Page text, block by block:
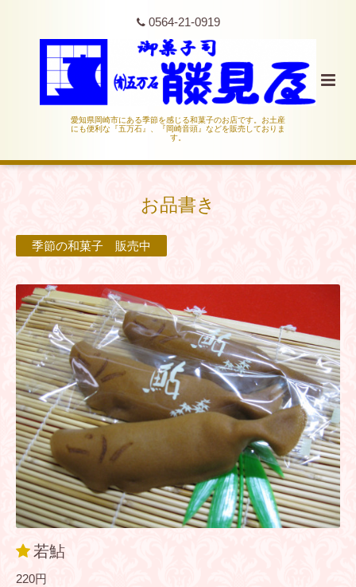
0564-21-0919
愛知県岡崎市にある季節を感じる和菓子のお店です。お土産
にも便利な『五万石』、『岡崎音頭』などを販売しておりま
す。
お品書き
季節の和菓子 販売中
若鮎
220円